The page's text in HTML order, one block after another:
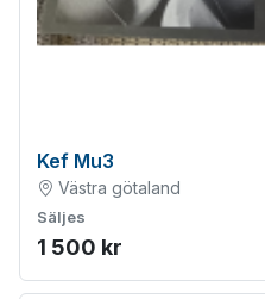
Kef Mu3
Västra götaland
Säljes
1 500 kr